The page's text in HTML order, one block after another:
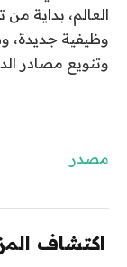
العالم، بداية
وظيفية جديدة،
وتنويع مصادر
مصدر
اكتشاف